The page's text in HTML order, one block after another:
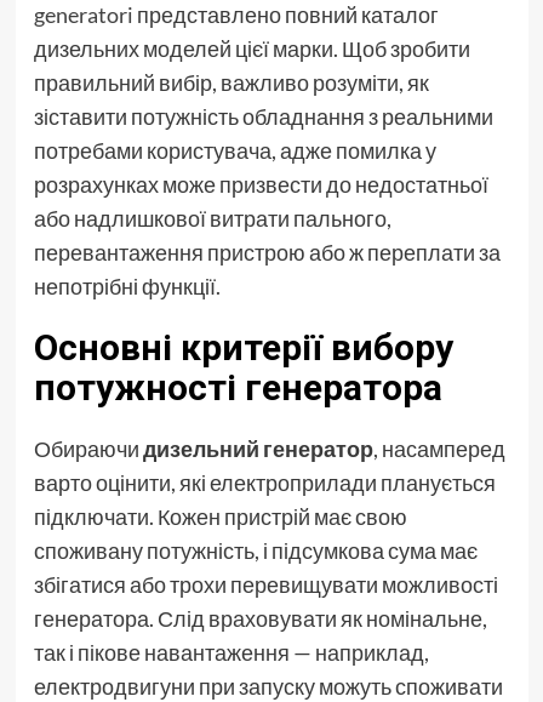
generatori представлено повний каталог
дизельних моделей цієї марки. Щоб зробити
правильний вибір, важливо розуміти, як
зіставити потужність обладнання з реальними
потребами користувача, адже помилка у
розрахунках може призвести до недостатньої
або надлишкової витрати пального,
перевантаження пристрою або ж переплати за
непотрібні функції.
Основні критерії вибору
потужності генератора
Обираючидизельний генератор, насамперед
варто оцінити, які електроприлади планується
підключати. Кожен пристрій має свою
споживану потужність, і підсумкова сума має
збігатися або трохи перевищувати можливості
генератора. Слід враховувати як номінальне,
так і пікове навантаження — наприклад,
електродвигуни при запуску можуть споживати